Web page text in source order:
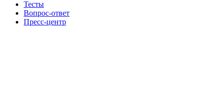
Тесты
Вопрос-ответ
Пресс-центр